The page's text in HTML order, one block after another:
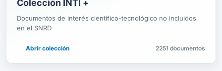
Colección INTI +
Documentos de interés científico-tecnológico no incluidos
en el SNRD
Abrir colección 2251 documentos